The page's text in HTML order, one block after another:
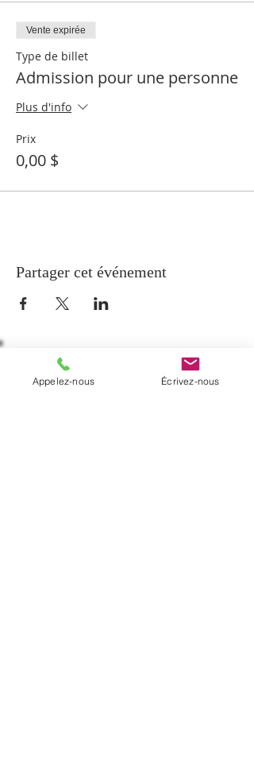
Vente expirée
Type de billet
Admission pour une personne
Plus d'info
Prix
0,00 $
Partager cet événement
À PROPOS
Appelez-nous Écrivez-nous